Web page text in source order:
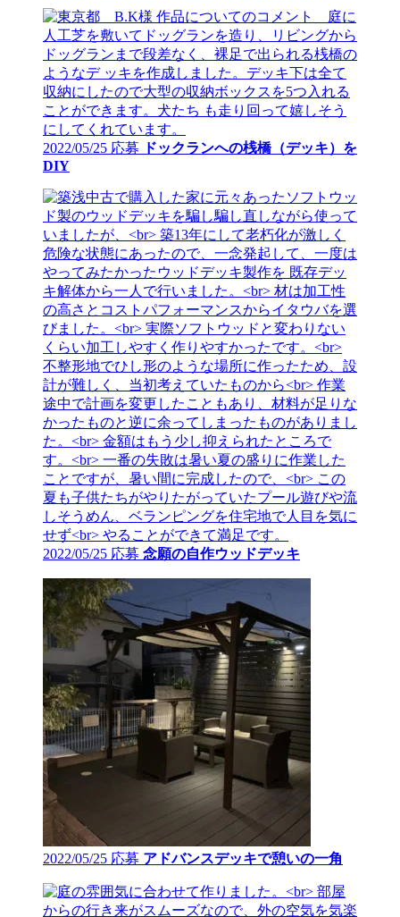
2022/05/25 応募
ドックランへの桟橋（デッキ）を
DIY
2022/05/25 応募 念願の自作ウッドデッキ
2022/05/25 応募 アドバンスデッキで憩いの一角